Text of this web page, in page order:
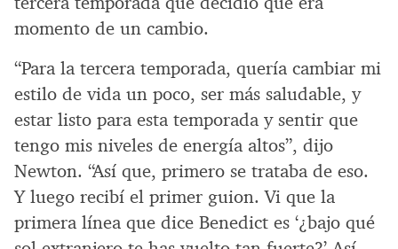
momento de un cambio.
“Para la tercera temporada, quería cambiar mi
estilo de vida un poco, ser más saludable, y
estar listo para esta temporada y sentir que
tengo mis niveles de energía altos”, dijo
Newton. “Así que, primero se trataba de eso.
Y luego recibí el primer guion. Vi que la
primera línea que dice Benedict es ‘¿bajo qué